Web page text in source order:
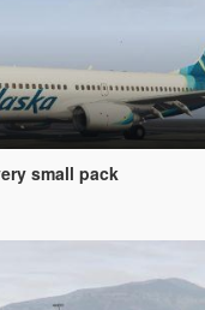
small pack